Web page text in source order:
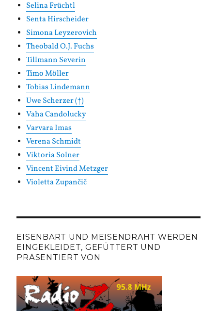
Selina Früchtl
Senta Hirscheider
Simona Leyzerovich
Theobald O.J. Fuchs
Tillmann Severin
Timo Möller
Tobias Lindemann
Uwe Scherzer (†)
Vaha Candolucky
Varvara Imas
Verena Schmidt
Viktoria Solner
Vincent Eivind Metzger
Violetta Zupančič
EISENBART UND MEISENDRAHT WERDEN
EINGEKLEIDET, GEFÜTTERT UND
PRÄSENTIERT VON